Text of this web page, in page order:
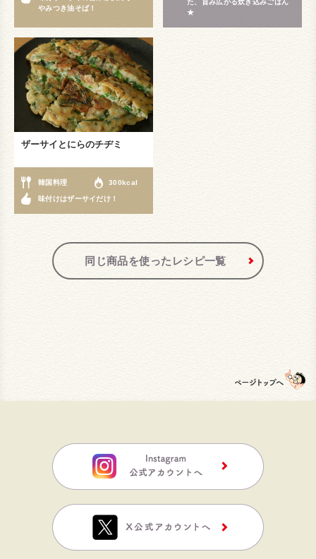
やみつき油そば！
た、旨み広がる炊き込みごはん
★
ザーサイとにらのチヂミ
韓国料理 300kcal
味付けはザーサイだけ！
同じ商品を使ったレシピ一覧